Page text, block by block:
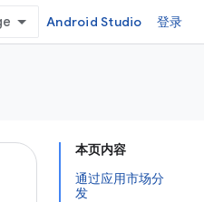
Android Studio 登录
本页内容
通过应用市场分
发